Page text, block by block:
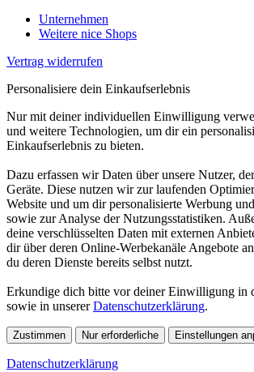
Unternehmen
Weitere nice Shops
Vertrag widerrufen
Personalisiere dein Einkaufserlebnis
Nur mit deiner individuellen Einwilligung
und weitere Technologien, um dir ein
Einkaufserlebnis zu bieten.
Dazu erfassen wir Daten über unsere Nutzer,
Geräte. Diese nutzen wir zur laufenden
Website und um dir personalisierte Werbung
sowie zur Analyse der Nutzungsstatistiken.
deine verschlüsselten Daten mit externen
dir über deren Online-Werbekanäle Angebote
du deren Dienste bereits selbst nutzt.
Erkundige dich bitte vor deiner Einwilligung in
sowie in unsererDatenschutzerklärung.
Zustimmen Nur erforderliche Einstellungen
Datenschutzerklärung